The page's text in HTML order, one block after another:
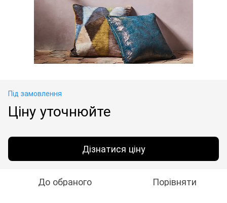
Під замовлення
Ціну уточнюйте
Дізнатися ціну
До обраного Порівняти